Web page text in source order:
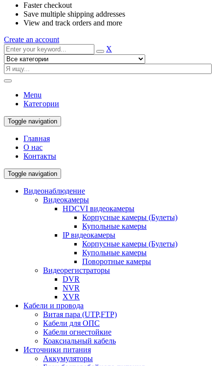
Faster checkout
Save multiple shipping addresses
View and track orders and more
Create an account
X
Menu
Категории
Toggle navigation
Главная
О нас
Контакты
Toggle navigation
Видеонаблюдение
Видеокамеры
HDCVI видеокамеры
Корпусные камеры (Булеты)
Купольные камеры
IP видеокамеры
Корпусные камеры (Булеты)
Купольные камеры
Поворотные камеры
Видеорегистраторы
DVR
NVR
XVR
Кабели и провода
Витая пара (UTP,FTP)
Кабели для ОПС
Кабели огнестойкие
Коаксиальный кабель
Источники питания
Аккумуляторы